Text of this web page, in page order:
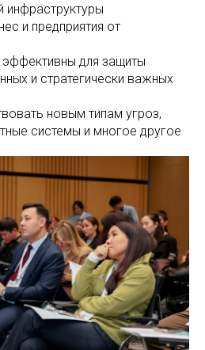
инфраструктуры
и предприятия от
эффективны для защиты
и стратегически важных
новым типам угроз,
системы и многое другое